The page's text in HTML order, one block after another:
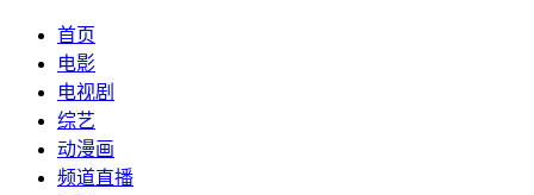
首页
电影
电视剧
综艺
动漫画
频道直播